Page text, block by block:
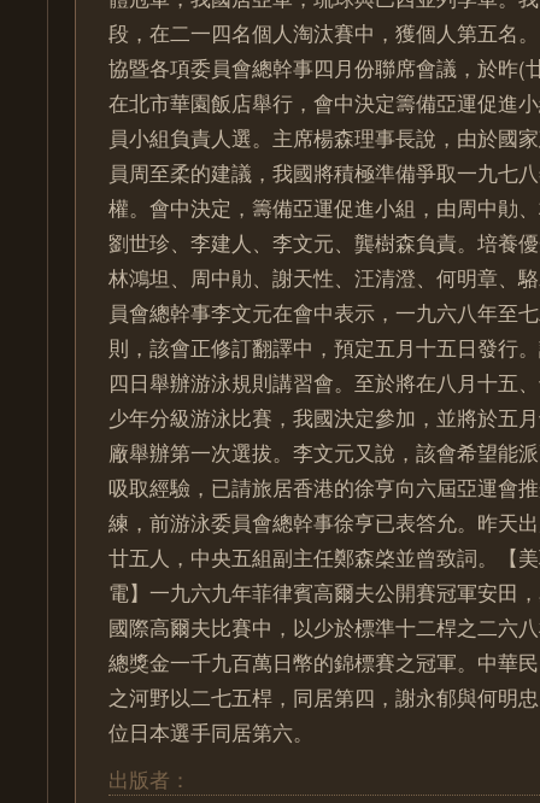
段，在二一四名個人淘汰賽中，獲個人第五名
協暨各項委員會總幹事四月份聯席會議，於昨(
在北市華園飯店舉行，會中決定籌備亞運促進
員小組負責人選。主席楊森理事長說，由於國
員周至柔的建議，我國將積極準備爭取一九七
權。會中決定，籌備亞運促進小組，由周中勛
劉世珍、李建人、李文元、龔樹森負責。培養
林鴻坦、周中勛、謝天性、汪清澄、何明章、
員會總幹事李文元在會中表示，一九六八年至
則，該會正修訂翻譯中，預定五月十五日發行
四日舉辦游泳規則講習會。至於將在八月十五
少年分級游泳比賽，我國決定參加，並將於五
廠舉辦第一次選拔。李文元又說，該會希望能
吸取經驗，已請旅居香港的徐亨向六屆亞運會
練，前游泳委員會總幹事徐亨已表答允。昨天
廿五人，中央五組副主任鄭森棨並曾致詞。【
電】一九六九年菲律賓高爾夫公開賽冠軍安田
國際高爾夫比賽中，以少於標準十二桿之二六
總獎金一千九百萬日幣的錦標賽之冠軍。中華
之河野以二七五桿，同居第四，謝永郁與何明
位日本選手同居第六。
出版者：